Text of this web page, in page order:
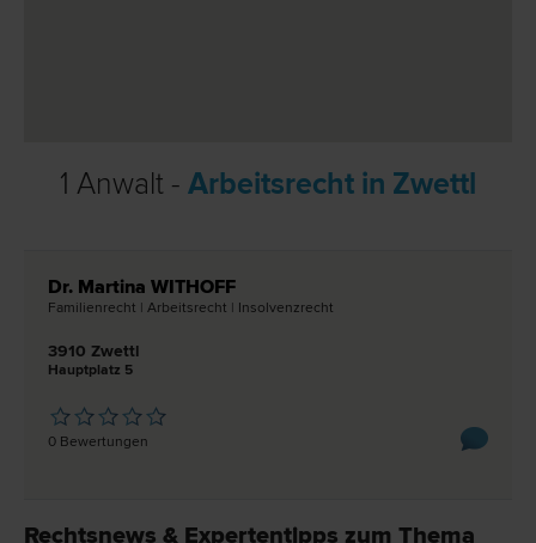
1 Anwalt - Arbeitsrecht in Zwettl
Dr. Martina WITHOFF
Familien­recht | Arbeits­recht | Insolvenz­recht
3910 Zwettl
Hauptplatz 5
0 Bewertungen
Rechtsnews & Expertentipps zum Thema